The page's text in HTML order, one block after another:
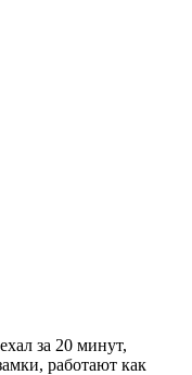
за 20 минут,
работают как